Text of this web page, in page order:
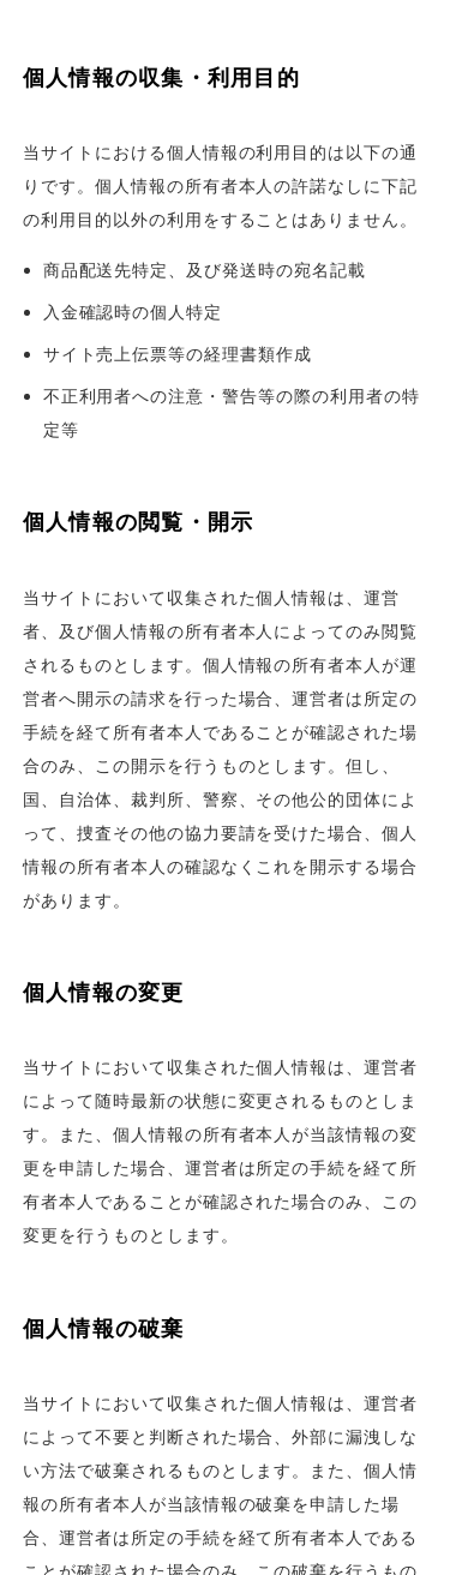
個人情報の収集・利用目的
当サイトにおける個人情報の利用目的は以下の通
りです。個人情報の所有者本人の許諾なしに下記
の利用目的以外の利用をすることはありません。
商品配送先特定、及び発送時の宛名記載
入金確認時の個人特定
サイト売上伝票等の経理書類作成
不正利用者への注意・警告等の際の利用者の特
定等
個人情報の閲覧・開示
当サイトにおいて収集された個人情報は、運営
者、及び個人情報の所有者本人によってのみ閲覧
されるものとします。個人情報の所有者本人が運
営者へ開示の請求を行った場合、運営者は所定の
手続を経て所有者本人であることが確認された場
合のみ、この開示を行うものとします。但し、
国、自治体、裁判所、警察、その他公的団体によ
って、捜査その他の協力要請を受けた場合、個人
情報の所有者本人の確認なくこれを開示する場合
があります。
個人情報の変更
当サイトにおいて収集された個人情報は、運営者
によって随時最新の状態に変更されるものとしま
す。また、個人情報の所有者本人が当該情報の変
更を申請した場合、運営者は所定の手続を経て所
有者本人であることが確認された場合のみ、この
変更を行うものとします。
個人情報の破棄
当サイトにおいて収集された個人情報は、運営者
によって不要と判断された場合、外部に漏洩しな
い方法で破棄されるものとします。また、個人情
報の所有者本人が当該情報の破棄を申請した場
合、運営者は所定の手続を経て所有者本人である
ことが確認された場合のみ、この破棄を行うもの